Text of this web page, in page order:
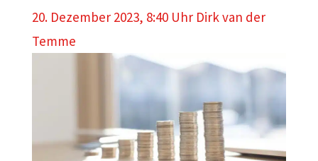
20. Dezember 2023, 8:40 Uhr Dirk van der
Temme